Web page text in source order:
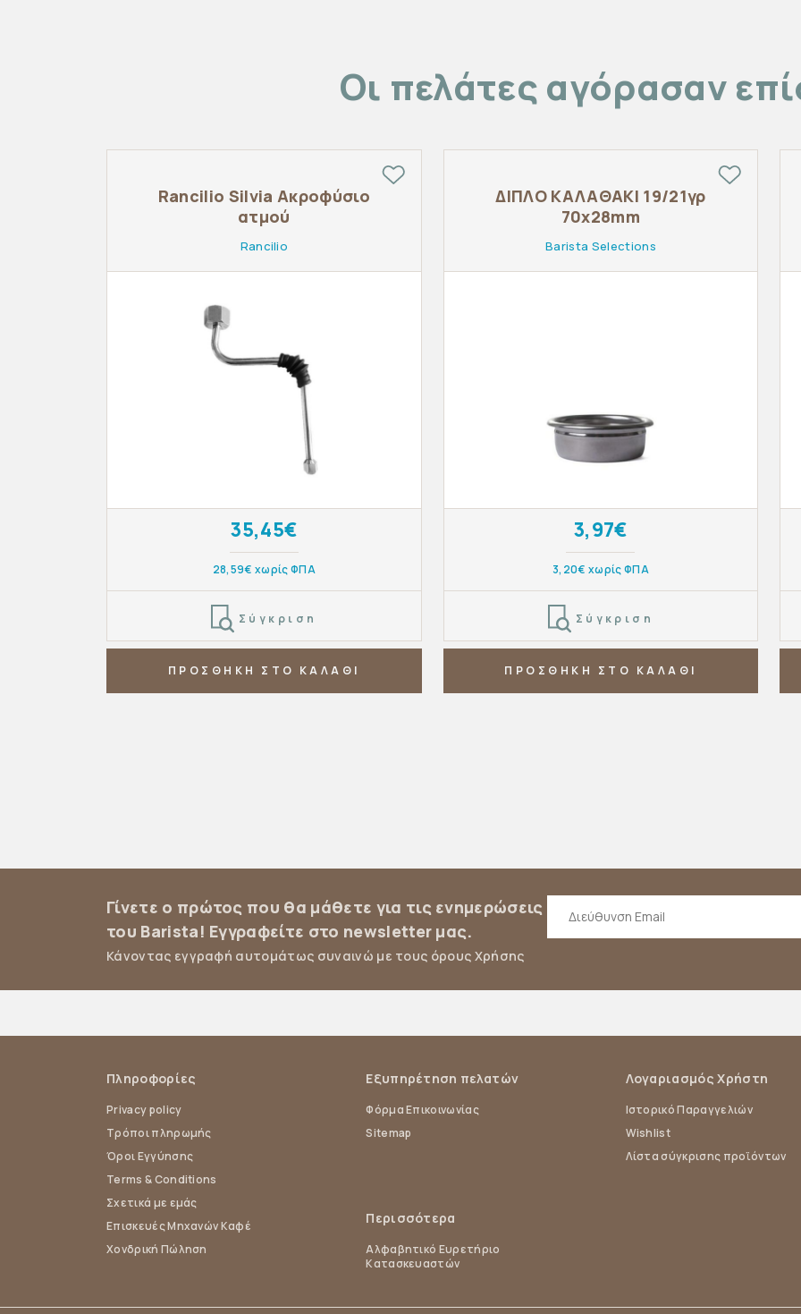
Οι πελάτες αγόρασαν
Rancilio Silvia Ακροφύσιο
ατμού
Rancilio
35,45€
28,59€ χωρίς ΦΠΑ
Σύγκριση
ΠΡΟΣΘΗΚΗ ΣΤΟ ΚΑΛΑΘΙ
ΔΙΠΛΟ ΚΑΛΑΘΑΚΙ 19/21γρ
70x28mm
Barista Selections
3,97€
3,20€ χωρίς ΦΠΑ
Σύγκριση
ΠΡΟΣΘΗΚΗ ΣΤΟ ΚΑΛΑΘΙ
Γίνετε ο πρώτος που θα μάθετε για τις ενημερώσεις
του Barista! Εγγραφείτε στο newsletter μας.
Κάνοντας εγγραφή αυτομάτως συναινώ με τους όρους Χρήσης
Πληροφορίες
Privacy policy
Τρόποι πληρωμής
Όροι Εγγύησης
Terms & Conditions
Σχετικά με εμάς
Επισκευές Μηχανών Καφέ
Χονδρική Πώληση
Εξυπηρέτηση πελατών
Φόρμα Επικοινωνίας
Sitemap
Περισσότερα
Αλφαβητικό Ευρετήριο
Κατασκευαστών
Λογαριασμός Χρήστη
Ιστορικό Παραγγελιών
Wishlist
Λίστα σύγκρισης προϊόντων